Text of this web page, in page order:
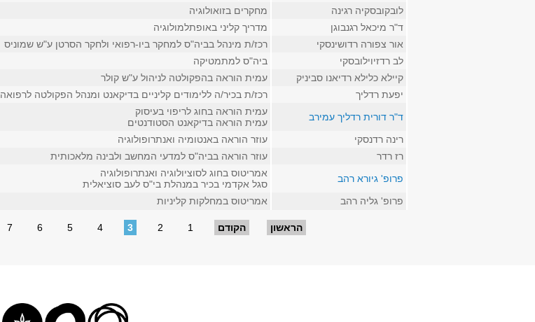
לובקובסקיה רגינה
מחקרים בזואולוגיה
ד"ר מיכאל רגנבוגן
מדריך קליני באופתלמולוגיה
אור צפורה רדושינסקי
רכז/ת מינהל בביה"ס למחקר ביו-רפואי ולחקר הסרטן ע"ש שמוניס
לב רדזיוילובסקי
ביה"ס למתמטיקה
קיילא כלילא רדיאנו סביניק
עמית הוראה בהפקולטה לניהול ע"ש קולר
יפעת רדליך
רכז/ת בכיר/ה ללימודים קליניים בדיקאנט ומנהל הפקולטה לרפואה
ד"ר דורית רדליך עמירב
עמית הוראה בחוג לריפוי בעיסוק
עמית הוראה בדיקאנט הסטודנטים
רינה רדנסקי
עוזר הוראה באנטומיה ואנתרופולוגיה
רז רדר
עוזר הוראה בביה"ס למדעי המחשב ולבינה מלאכותית
פרופ' גיורא רהב
אמריטוס בחוג לסוציולוגיה ואנתרופולוגיה
סגל אקדמי בכיר במנהלת בי"ס לעב סוציאלית
פרופ' גליה רהב
אמריטוס במחלקות קליניות
הראשון הקודם 1
2
3
4
5
6
7